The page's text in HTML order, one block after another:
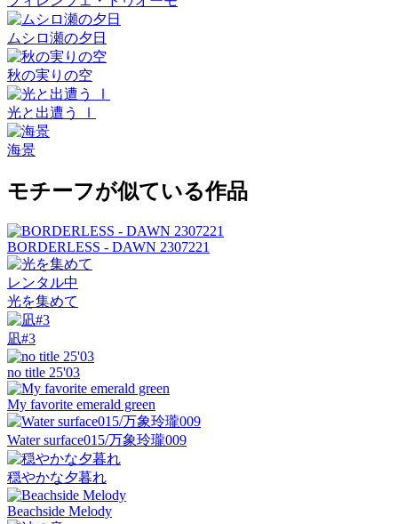
ムシロ瀬の夕日
秋の実りの空
光と出遭う Ⅰ
海景
モチーフが似ている作品
BORDERLESS - DAWN 2307221
レンタル中
光を集めて
凪#3
no title 25'03
My favorite emerald green
Water surface015/万象玲瓏009
穏やかな夕暮れ
Beachside Melody